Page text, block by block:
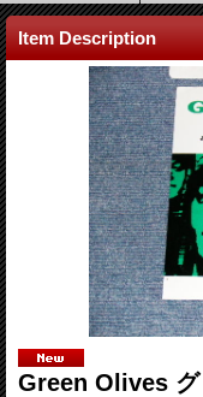
Item Description
Green Olives